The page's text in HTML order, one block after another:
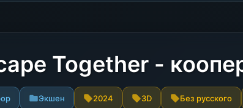
Together -
Экшен 2024 3D Без русского